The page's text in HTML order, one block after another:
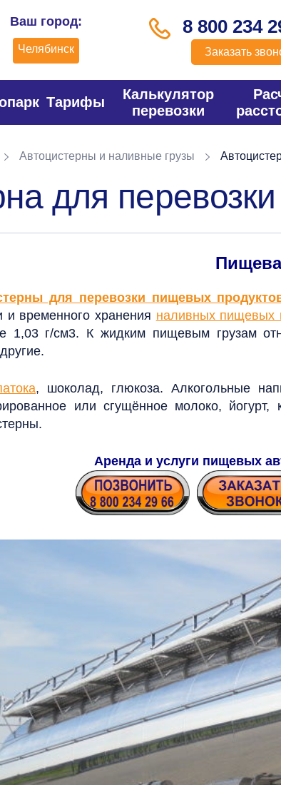
Ваш город:
Челябинск
8 800 234
Заказать
Тарифы
Калькулятор
перевозки
Автоцистерны и наливные грузы
для
для перевозки пищевых
и временного хранения наливных пищевых
1,03 г/см3. К жидким пищевым грузам
, шоколад, глюкоза. Алкогольные
или сгущённое молоко,
.
Аренда и услуги пищевых